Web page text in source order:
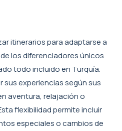
itinerarios para adaptarse a
los diferenciadores únicos
todo incluido en Turquía.
sus experiencias según sus
aventura, relajación o
flexibilidad permite incluir
especiales o cambios de